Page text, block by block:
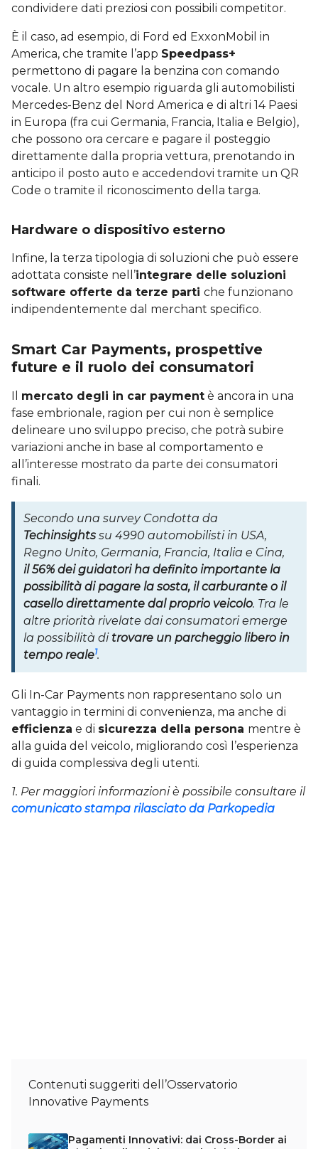
condividere dati preziosi con possibili competitor.
È il caso, ad esempio, di Ford ed ExxonMobil in
America, che tramite l’app Speedpass+
permettono di pagare la benzina con comando
vocale. Un altro esempio riguarda gli automobilisti
Mercedes-Benz del Nord America e di altri 14 Paesi
in Europa (fra cui Germania, Francia, Italia e Belgio),
che possono ora cercare e pagare il posteggio
direttamente dalla propria vettura, prenotando in
anticipo il posto auto e accedendovi tramite un QR
Code o tramite il riconoscimento della targa.
Hardware o dispositivo esterno
Infine, la terza tipologia di soluzioni che può essere
adottata consiste nell’integrare delle soluzioni
software offerte da terze parti che funzionano
indipendentemente dal merchant specifico.
Smart Car Payments, prospettive
future e il ruolo dei consumatori
Il mercato degli in car payment è ancora in una
fase embrionale, ragion per cui non è semplice
delineare uno sviluppo preciso, che potrà subire
variazioni anche in base al comportamento e
all’interesse mostrato da parte dei consumatori
finali.
Secondo una survey Condotta da
Techinsights su 4990 automobilisti in USA,
Regno Unito, Germania, Francia, Italia e Cina,
il 56% dei guidatori ha definito importante la
possibilità di pagare la sosta, il carburante o il
casello direttamente dal proprio veicolo. Tra le
altre priorità rivelate dai consumatori emerge
la possibilità di trovare un parcheggio libero in
tempo reale1.
Gli In-Car Payments non rappresentano solo un
vantaggio in termini di convenienza, ma anche di
efficienza e di sicurezza della persona mentre è
alla guida del veicolo, migliorando così l’esperienza
di guida complessiva degli utenti.
1. Per maggiori informazioni è possibile consultare il
comunicato stampa rilasciato da Parkopedia
Contenuti suggeriti dell’Osservatorio
Innovative Payments
Pagamenti Innovativi: dai Cross-Border ai